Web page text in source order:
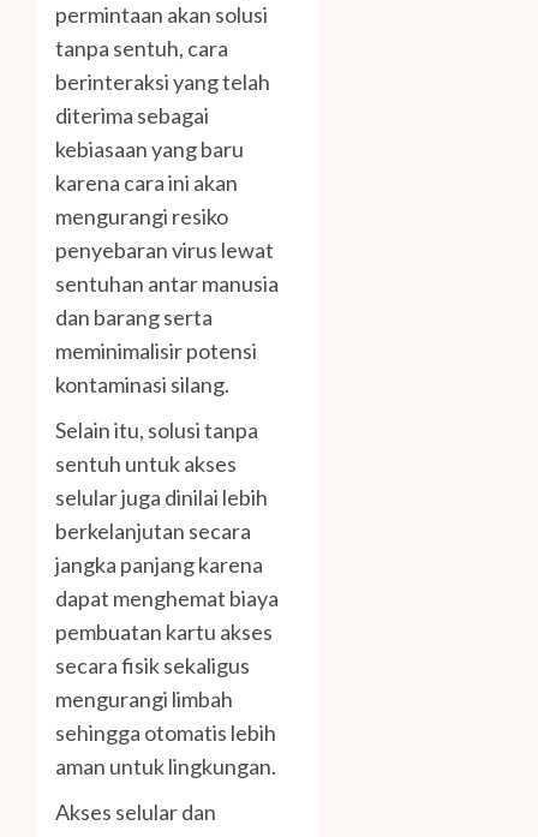
permintaan akan solusi
tanpa sentuh, cara
berinteraksi yang telah
diterima sebagai
kebiasaan yang baru
karena cara ini akan
mengurangi resiko
penyebaran virus lewat
sentuhan antar manusia
dan barang serta
meminimalisir potensi
kontaminasi silang.
Selain itu, solusi tanpa
sentuh untuk akses
selular juga dinilai lebih
berkelanjutan secara
jangka panjang karena
dapat menghemat biaya
pembuatan kartu akses
secara fisik sekaligus
mengurangi limbah
sehingga otomatis lebih
aman untuk lingkungan.
Akses selular dan